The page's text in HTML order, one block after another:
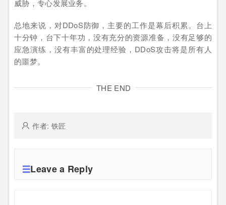
威胁，专心发展业务。
总地来说，对DDoS防御，主要的工作是幕后积累。台上
十分钟，台下十年功，没有充分的资源准备，没有足够的
应急演练，没有丰富的处理经验，DDoS攻击将是所有人
的噩梦。
THE END
作者: 铁匠
Leave a Reply